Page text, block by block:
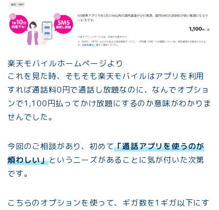
楽天モバイルホームページより
これを見た時、そもそも楽天モバイルはアプリを利用
すれば通話料0円で通話し放題なのに、なんでオプショ
ンで1,100円払ってかけ放題にするのか意味がわかりま
せんでした。
今回のご相談があり、初めて「通話アプリを使うのが
煩わしい」というニーズがあることに気が付いた次第
です。
こちらのオプションを使って、ギガ数を1ギガ以下にす